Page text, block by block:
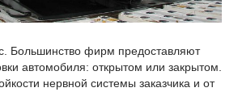
Большинство фирм предоставляют
автомобиля: открытом или закрытом.
нервной системы заказчика и от